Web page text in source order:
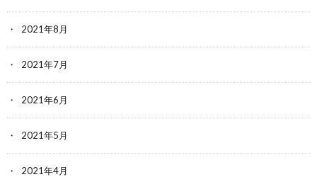
2021年8月
2021年7月
2021年6月
2021年5月
2021年4月